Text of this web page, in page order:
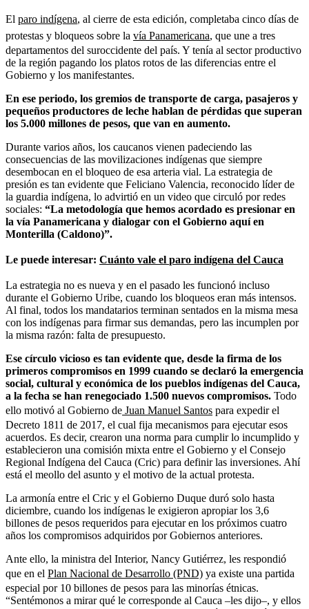
El paro indígena, al cierre de esta edición, completaba cinco días de
protestas y bloqueos sobre la vía Panamericana, que une a tres
departamentos del suroccidente del país. Y tenía al sector productivo
de la región pagando los platos rotos de las diferencias entre el
Gobierno y los manifestantes.
En ese periodo, los gremios de transporte de carga, pasajeros y
pequeños productores de leche hablan de pérdidas que superan
los 5.000 millones de pesos, que van en aumento.
Durante varios años, los caucanos vienen padeciendo las
consecuencias de las movilizaciones indígenas que siempre
desembocan en el bloqueo de esa arteria vial. La estrategia de
presión es tan evidente que Feliciano Valencia, reconocido líder de
la guardia indígena, lo advirtió en un video que circuló por redes
sociales: “La metodología que hemos acordado es presionar en
la vía Panamericana y dialogar con el Gobierno aquí en
Monterilla (Caldono)”.
Le puede interesar: Cuánto vale el paro indígena del Cauca
La estrategia no es nueva y en el pasado les funcionó incluso
durante el Gobierno Uribe, cuando los bloqueos eran más intensos.
Al final, todos los mandatarios terminan sentados en la misma mesa
con los indígenas para firmar sus demandas, pero las incumplen por
la misma razón: falta de presupuesto.
Ese círculo vicioso es tan evidente que, desde la firma de los
primeros compromisos en 1999 cuando se declaró la emergencia
social, cultural y económica de los pueblos indígenas del Cauca,
a la fecha se han renegociado 1.500 nuevos compromisos. Todo
ello motivó al Gobierno de Juan Manuel Santos para expedir el
Decreto 1811 de 2017, el cual fija mecanismos para ejecutar esos
acuerdos. Es decir, crearon una norma para cumplir lo incumplido y
establecieron una comisión mixta entre el Gobierno y el Consejo
Regional Indígena del Cauca (Cric) para definir las inversiones. Ahí
está el meollo del asunto y el motivo de la actual protesta.
La armonía entre el Cric y el Gobierno Duque duró solo hasta
diciembre, cuando los indígenas le exigieron apropiar los 3,6
billones de pesos requeridos para ejecutar en los próximos cuatro
años los compromisos adquiridos por Gobiernos anteriores.
Ante ello, la ministra del Interior, Nancy Gutiérrez, les respondió
que en el Plan Nacional de Desarrollo (PND) ya existe una partida
especial por 10 billones de pesos para las minorías étnicas.
“Sentémonos a mirar qué le corresponde al Cauca –les dijo–, y ellos